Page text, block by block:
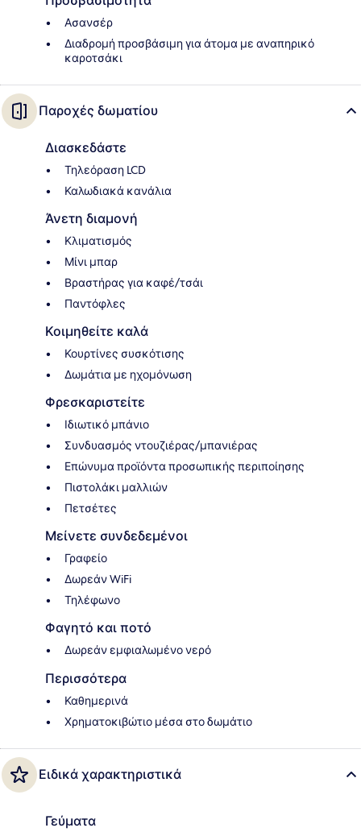
Ασανσέρ
Διαδρομή προσβάσιμη για άτομα με αναπηρικό
καροτσάκι
Παροχές δωματίου
Διασκεδάστε
Τηλεόραση LCD
Καλωδιακά κανάλια
Άνετη διαμονή
Κλιματισμός
Μίνι μπαρ
Βραστήρας για καφέ/τσάι
Παντόφλες
Κοιμηθείτε καλά
Κουρτίνες συσκότισης
Δωμάτια με ηχομόνωση
Φρεσκαριστείτε
Ιδιωτικό μπάνιο
Συνδυασμός ντουζιέρας/μπανιέρας
Επώνυμα προϊόντα προσωπικής περιποίησης
Πιστολάκι μαλλιών
Πετσέτες
Μείνετε συνδεδεμένοι
Γραφείο
Δωρεάν WiFi
Τηλέφωνο
Φαγητό και ποτό
Δωρεάν εμφιαλωμένο νερό
Περισσότερα
Καθημερινά
Χρηματοκιβώτιο μέσα στο δωμάτιο
Ειδικά χαρακτηριστικά
Γεύματα